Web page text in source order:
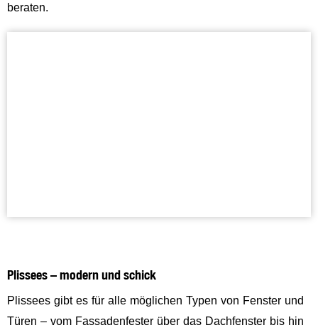
beraten.
Plissees – modern und schick
Plissees gibt es für alle möglichen Typen von Fenster und
Türen – vom Fassadenfester über das Dachfenster bis hin